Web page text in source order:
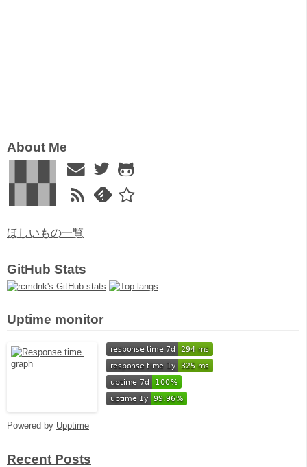
About Me
ほしいもの一覧
GitHub Stats
Uptime monitor
Powered by Upptime
Recent Posts